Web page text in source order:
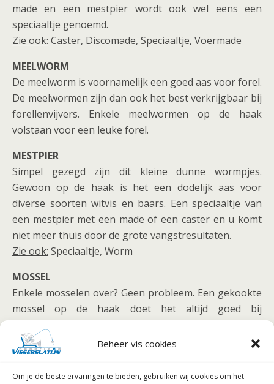
Beheer vis cookies
Om je de beste ervaringen te bieden, gebruiken wij cookies om het
made en een mestpier wordt ook wel eens een
speciaaltje genoemd.
Zie ook: Caster, Discomade, Speciaaltje, Voermade
MEELWORM
De meelworm is voornamelijk een goed aas voor forel.
De meelwormen zijn dan ook het best verkrijgbaar bij
forellenvijvers. Enkele meelwormen op de haak
volstaan voor een leuke forel.
MESTPIER
Simpel gezegd zijn dit kleine dunne wormpjes.
Gewoon op de haak is het een dodelijk aas voor
diverse soorten witvis en baars. Een speciaaltje van
een mestpier met een made of een caster en u komt
niet meer thuis door de grote vangstresultaten.
Zie ook: Speciaaltje, Worm
MOSSEL
Enkele mosselen over? Geen probleem. Een gekookte
mossel op de haak doet het altijd goed bij
(snoek)baars en paling. Gebruik het kooksap (zonder
resten groenten o.i.d.) in het voer. Na enige dagen
voeren moet u de paling van uw stek wegjagen.